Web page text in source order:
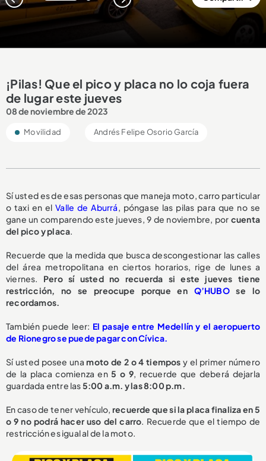
¡Pilas! Que el pico y placa no lo coja fuera
de lugar este jueves
08 de noviembre de 2023
Movilidad Andrés Felipe Osorio García
Sí usted es de esas personas que maneja moto, carro particular
o taxi en elValle de Aburrá, póngase las pilas para que no se
gane un comparendo este jueves, 9 de noviembre, por cuenta
del pico y placa.
Recuerde que la medida que busca descongestionar las calles
del área metropolitana en ciertos horarios, rige de lunes a
viernes. Pero sí usted no recuerda si este jueves tiene
restricción, no se preocupe porque en Q’HUBOse lo
recordamos.
También puede leer: El pasaje entre Medellín y el aeropuerto
de Rionegro se puede pagar con Cívica.
Sí usted posee unamoto de 2 o 4 tiempos y el primer número
de la placa comienza en5 o 9, recuerde que deberá dejarla
guardada entre las5:00 a.m. y las 8:00 p.m.
En caso de tener vehículo,recuerde que si la placa finaliza en 5
o 9 no podrá hacer uso del carro. Recuerde que el tiempo de
restricción es igual al de la moto.